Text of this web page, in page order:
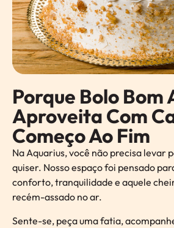
Porque Bolo Bom
Aproveita Com
Começo Ao Fim
Na Aquarius, você não precisa levar
quiser. Nosso espaço foi pensado
conforto, tranquilidade e aquele
recém-assado no ar.
Sente-se, peça uma fatia,